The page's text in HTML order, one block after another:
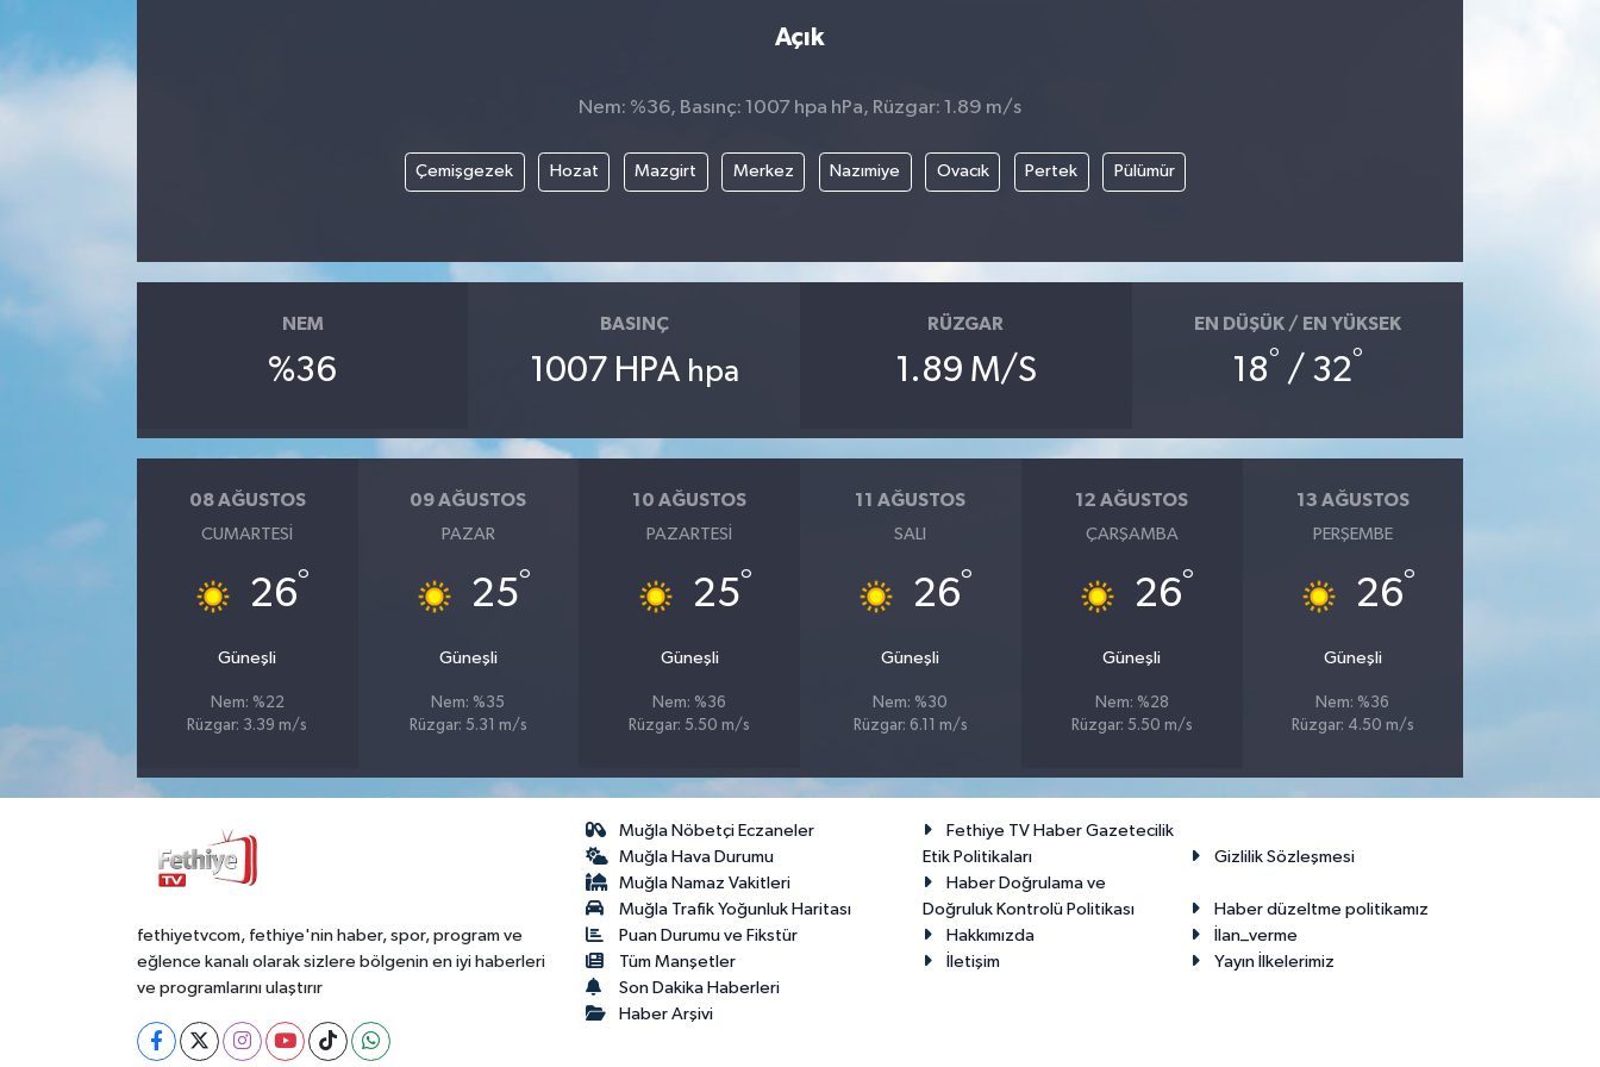
Açık
Nem: %36, Basınç: 1007 hpa hPa, Rüzgar: 1.89 m/s
Çemişgezek Hozat Mazgirt Merkez Nazımiye Ovacık Pertek Pülümür
NEM
%36
BASINÇ
1007 HPA hpa
RÜZGAR
1.89 M/S
EN DÜŞÜK / EN YÜKSEK
18° / 32°
08 AĞUSTOS
CUMARTESI
26°
Güneşli
Nem: %22
Rüzgar: 3.39 m/s
09 AĞUSTOS
PAZAR
25°
Güneşli
Nem: %35
Rüzgar: 5.31 m/s
10 AĞUSTOS
PAZARTESI
25°
Güneşli
Nem: %36
Rüzgar: 5.50 m/s
11 AĞUSTOS
SALI
26°
Güneşli
Nem: %30
Rüzgar: 6.11 m/s
12 AĞUSTOS
ÇARŞAMBA
26°
Güneşli
Nem: %28
Rüzgar: 5.50 m/s
13 AĞUSTOS
PERŞEMBE
26°
Güneşli
Nem: %36
Rüzgar: 4.50 m/s
fethiyetvcom, fethiye'nin haber, spor, program ve
eğlence kanalı olarak sizlere bölgenin en iyi haberleri
ve programlarını ulaştırır
Muğla Nöbetçi Eczaneler
Muğla Hava Durumu
Muğla Namaz Vakitleri
Muğla Trafik Yoğunluk Haritası
Puan Durumu ve Fikstür
Tüm Manşetler
Son Dakika Haberleri
Haber Arşivi
Fethiye TV Haber Gazetecilik
Etik Politikaları
Gizlilik Sözleşmesi
Haber Doğrulama ve
Doğruluk Kontrolü Politikası
Haber düzeltme politikamız
Hakkımızda
İlan_verme
İletişim
Yayın İlkelerimiz
Turizm